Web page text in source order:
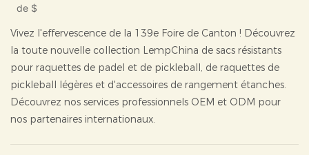
de $
Vivez l'effervescence de la 139e Foire de Canton ! Découvrez
la toute nouvelle collection LempChina de sacs résistants
pour raquettes de padel et de pickleball, de raquettes de
pickleball légères et d'accessoires de rangement étanches.
Découvrez nos services professionnels OEM et ODM pour
nos partenaires internationaux.